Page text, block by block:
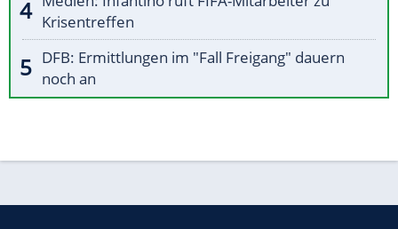
Krisentreffen
DFB: Ermittlungen im "Fall Freigang" dauern
noch an